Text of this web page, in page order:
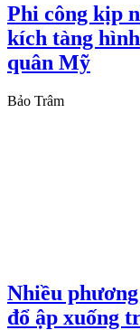
Phi công kịp
kích tàng
quân Mỹ
Bảo Trâm
Nhiều
đổ ập xuống